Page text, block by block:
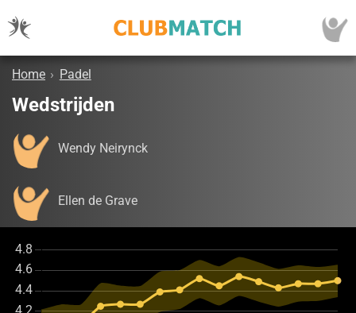
Home › Padel
Wedstrijden
Wendy Neirynck
Ellen de Grave